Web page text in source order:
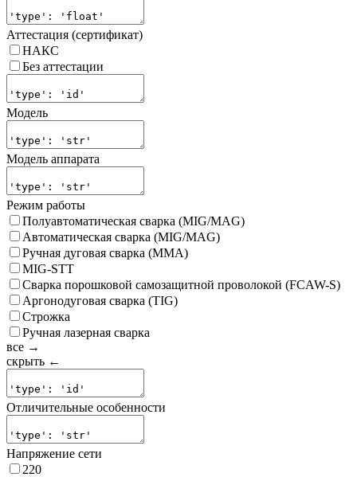
Аттестация (сертификат)
НАКС
Без аттестации
Модель
Модель аппарата
Режим работы
Полуавтоматическая сварка (MIG/MAG)
Автоматическая сварка (MIG/MAG)
Ручная дуговая сварка (MMA)
MIG-STT
Сварка порошковой самозащитной проволокой (FCAW-S)
Аргонодуговая сварка (TIG)
Строжка
Ручная лазерная сварка
все →
скрыть ←
Отличительные особенности
Напряжение сети
220